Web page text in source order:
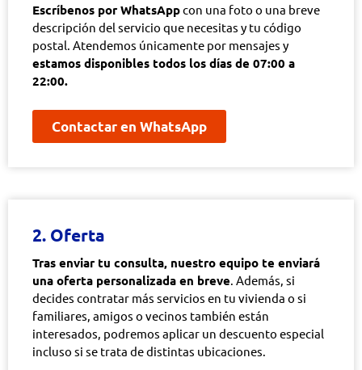
Escríbenos por WhatsAppcon una foto o una breve
descripción del servicio que necesitas y tu código
postal. Atendemos únicamente por mensajes y
estamos disponibles todos los días de 07:00 a
22:00.
Contactar en WhatsApp
2. Oferta
Tras enviar tu consulta, nuestro equipo te enviará
una oferta personalizada en breve. Además, si
decides contratar más servicios en tu vivienda o si
familiares, amigos o vecinos también están
interesados, podremos aplicar un descuento especial
incluso si se trata de distintas ubicaciones.